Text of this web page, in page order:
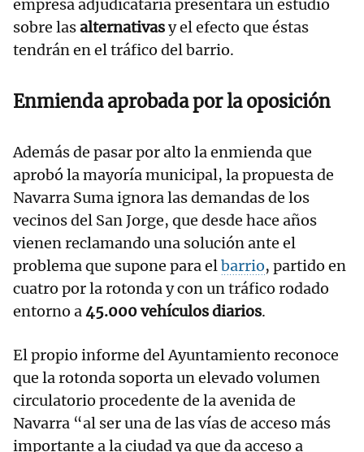
empresa adjudicataria presentará un estudio
sobre lasalternativasy el efecto que éstas
tendrán en el tráfico del barrio.
Enmienda aprobada por la oposición
Además de pasar por alto la enmienda que
aprobó la mayoría municipal, la propuesta de
Navarra Suma ignora las demandas de los
vecinos del San Jorge, que desde hace años
vienen reclamando una solución ante el
problema que supone para elbarrio, partido en
cuatro por la rotonda y con un tráfico rodado
entorno a45.000 vehículos diarios.
El propio informe del Ayuntamiento reconoce
que la rotonda soporta un elevado volumen
circulatorio procedente de la avenida de
Navarra “al ser una de las vías de acceso más
importante a la ciudad ya que da acceso a